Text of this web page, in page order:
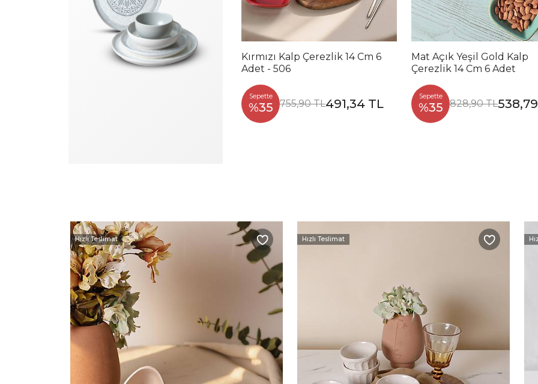
Kırmızı Kalp Çerezlik 14 Cm 6
Adet - 506
Sepette
%35 755,90 TL491,34 TL
Mat Açık Yeşil Gold Kalp
Çerezlik 14 Cm 6 Adet
Sepette
%35 828,90 TL
Hızlı Teslimat Hızlı Teslimat